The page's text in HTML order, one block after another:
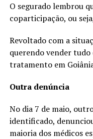
O segurado lembrou
coparticipação, ou
Revoltado com a
querendo vender
tratamento em
Outra denúncia
No dia 7 de maio,
identificado,
maioria dos médicos